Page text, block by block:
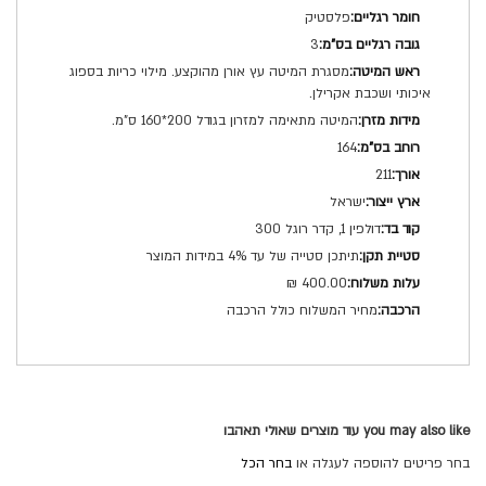
פלסטיק
3
מסגרת המיטה עץ אורן מהוקצע. מילוי כריות בספוג
איכותי ושכבת אקרילן.
המיטה מתאימה למזרון בגודל 200*160 ס"מ.
164
211
ישראל
דולפין 1, קדר רוגל 300
תיתכן סטייה של עד 4% במידות המוצר
400.00 ₪
מחיר המשלוח כולל הרכבה
you may also like עוד מוצרים שאולי תאהבו
בחר פריטים להוספה לעגלה או בחר הכל